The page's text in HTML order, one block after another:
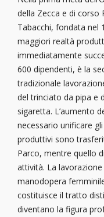
della Zecca e di corso
Tabacchi, fondata nel
maggiori realtà
immediatamente
600 dipendenti, è la
tradizionale
del trinciato da pipa e
sigaretta. L’aumento
necessario unificare
produttivi sono
Parco, mentre quello
attività. La
manodopera
costituisce il tratto
diventano la figura